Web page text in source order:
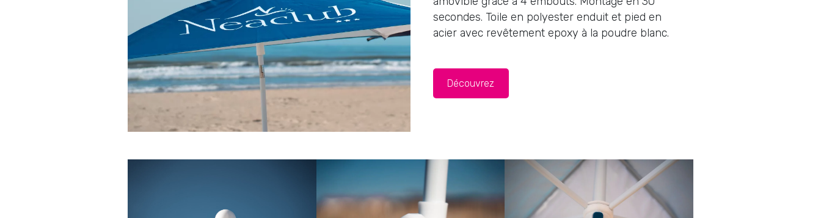
secondes. Toile en polyester enduit et pied en
acier avec revêtement epoxy à la poudre blanc.
Découvrez